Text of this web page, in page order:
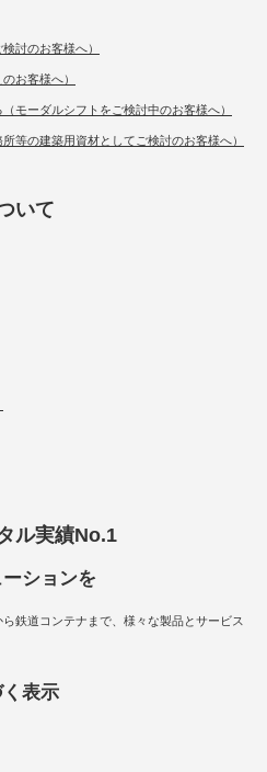
討のお客様へ）
お客様へ）
モーダルシフトをご検討中のお客様へ）
等の建築用資材としてご検討のお客様へ）
いて
ル実績No.1
ションを
鉄道コンテナまで、様々な製品とサービス
表示